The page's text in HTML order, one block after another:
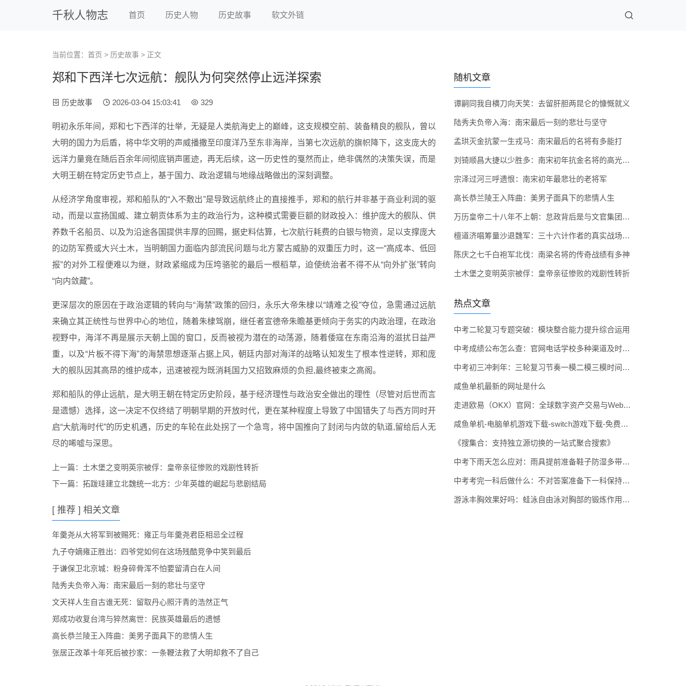
千秋人物志 首页 历史人物 历史故事 软文外链
当前位置： 首页 > 历史故事 > 正文
郑和下西洋七次远航：舰队为何突然停止远洋探索
历史故事 2026-03-04 15:03:41 329
明初永乐年间，郑和七下西洋的壮举，无疑是人类航海史上的巅峰，这支规模空前、装备精良的舰队，曾以
大明的国力为后盾，将中华文明的声威播撒至印度洋乃至东非海岸，当第七次远航的旗帜降下，这支庞大的
远洋力量竟在随后百余年间彻底销声匿迹，再无后续，这一历史性的戛然而止，绝非偶然的决策失误，而是
大明王朝在特定历史节点上，基于国力、政治逻辑与地缘战略做出的深刻调整。
从经济学角度审视，郑和船队的“入不敷出”是导致远航终止的直接推手，郑和的航行并非基于商业利润的驱
动，而是以宣扬国威、建立朝贡体系为主的政治行为，这种模式需要巨额的财政投入：维护庞大的舰队、供
养数千名船员、以及为沿途各国提供丰厚的回赐，据史料估算，七次航行耗费的白银与物资，足以支撑庞大
的边防军费或大兴土木，当明朝国力面临内部流民问题与北方蒙古威胁的双重压力时，这一“高成本、低回
报”的对外工程便难以为继，财政紧缩成为压垮骆驼的最后一根稻草，迫使统治者不得不从“向外扩张”转向
“向内敛藏”。
更深层次的原因在于政治逻辑的转向与“海禁”政策的回归，永乐大帝朱棣以“靖难之役”夺位，急需通过远航
来确立其正统性与世界中心的地位，随着朱棣驾崩，继任者宣德帝朱瞻基更倾向于务实的内政治理，在政治
视野中，海洋不再是展示天朝上国的窗口，反而被视为潜在的动荡源，随着倭寇在东南沿海的滋扰日益严
重，以及“片板不得下海”的海禁思想逐渐占据上风，朝廷内部对海洋的战略认知发生了根本性逆转，郑和庞
大的舰队因其高昂的维护成本，迅速被视为既消耗国力又招致麻烦的负担,最终被束之高阁。
郑和船队的停止远航，是大明王朝在特定历史阶段，基于经济理性与政治安全做出的理性（尽管对后世而言
是遗憾）选择，这一决定不仅终结了明朝早期的开放时代，更在某种程度上导致了中国错失了与西方同时开
启“大航海时代”的历史机遇，历史的车轮在此处拐了一个急弯，将中国推向了封闭与内敛的轨道,留给后人无
尽的唏嘘与深思。
上一篇： 土木堡之变明英宗被俘：皇帝亲征惨败的戏剧性转折
下一篇： 拓跋珪建立北魏统一北方：少年英雄的崛起与悲剧结局
[ 推荐 ] 相关文章
年羹尧从大将军到被赐死：雍正与年羹尧君臣相忌全过程
九子夺嫡雍正胜出：四爷党如何在这场残酷竞争中笑到最后
于谦保卫北京城：粉身碎骨浑不怕要留清白在人间
陆秀夫负帝入海：南宋最后一刻的悲壮与坚守
文天祥人生自古谁无死：留取丹心照汗青的浩然正气
郑成功收复台湾与猝然离世：民族英雄最后的遗憾
高长恭兰陵王入阵曲：美男子面具下的悲情人生
张居正改革十年死后被抄家：一条鞭法救了大明却救不了自己
随机文章
谭嗣同我自横刀向天笑：去留肝胆两昆仑的慷慨就义
陆秀夫负帝入海：南宋最后一刻的悲壮与坚守
孟珙灭金抗蒙一生戎马：南宋最后的名将有多能打
刘锜顺昌大捷以少胜多：南宋初年抗金名将的高光时刻
宗泽过河三呼遗恨：南宋初年最悲壮的老将军
高长恭兰陵王入阵曲：美男子面具下的悲情人生
万历皇帝二十八年不上朝：怠政背后是与文官集团的长期冷战
檀道济唱筹量沙退魏军：三十六计作者的真实战场智慧
陈庆之七千白袍军北伐：南梁名将的传奇战绩有多神
土木堡之变明英宗被俘：皇帝亲征惨败的戏剧性转折
热点文章
中考二轮复习专题突破：模块整合能力提升综合运用
中考成绩公布怎么查：官网电话学校多种渠道及时关注
中考初三冲刺年：三轮复习节奏一模二模三模时间安排
咸鱼单机最新的网址是什么
走进欧易（OKX）官网：全球数字资产交易与Web3生态的一站门户
咸鱼单机-电脑单机游戏下载-switch游戏下载-免费单机下载-咸鱼单机官网
《搜集合：支持独立源切换的一站式聚合搜索》
中考下雨天怎么应对：雨具提前准备鞋子防湿多带衣物
中考考完一科后做什么：不对答案准备下一科保持状态
游泳丰胸效果好吗：蛙泳自由泳对胸部的锻炼作用分析